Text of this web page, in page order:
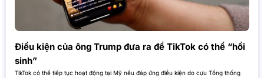
Điều kiện của ông Trump đưa ra để TikTok có thể “hồi
sinh”
TikTok có thể tiếp tục hoạt động tại Mỹ nếu đáp ứng điều kiện do cựu Tổng thống